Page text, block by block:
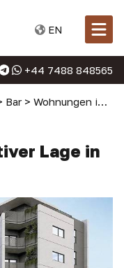
EN
+44 7488 848565
Bar > Wohnungen in Bar
Lage in